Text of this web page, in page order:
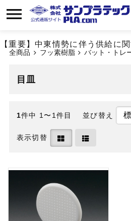
【重要】中東情勢に伴う供給に
全商品 フッ素樹脂 バット・トレ
目皿
1件中 1〜1件目 並び替え
表示切替